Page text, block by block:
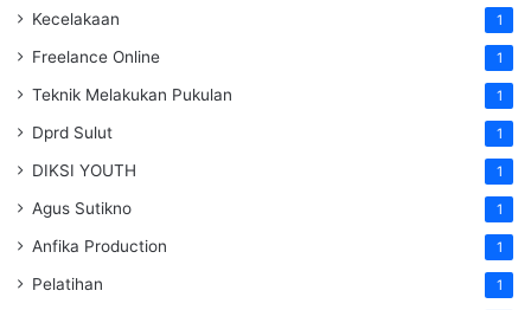
Kecelakaan 1
Freelance Online 1
Teknik Melakukan Pukulan 1
Dprd Sulut 1
DIKSI YOUTH 1
Agus Sutikno 1
Anfika Production 1
Pelatihan 1